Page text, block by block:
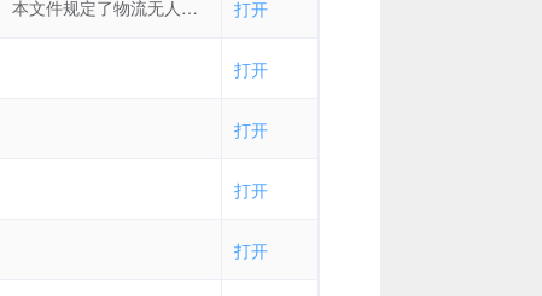
本文件规定了物流无人机货物吊挂控制一般要求及吊挂控制、货物吊挂状态监测、吊挂控制接口、安全防护等内容。本文件适用于物流无人机货物吊挂控制系统。 打开
打开
打开
打开
打开